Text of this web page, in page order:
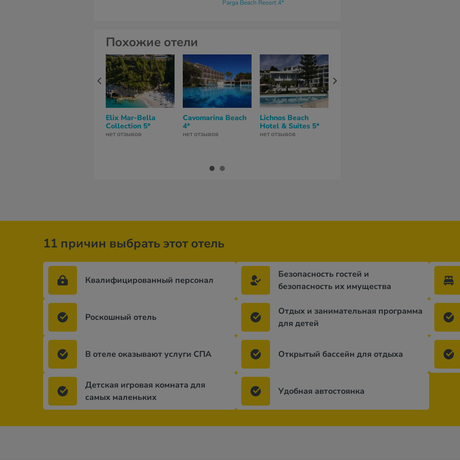
Parga Beach Resort 4*
Похожие отели
Elix Mar-Bella
Collection 5*
нет отзывов
Cavomarina Beach
4*
нет отзывов
Lichnos Beach
Hotel & Suites 5*
нет отзывов
11 причин выбрать этот отель
Квалифицированный персонал
Безопасность гостей и
безопасность их имущества
Роскошный отель
Отдых и занимательная программа
для детей
В отеле оказывают услуги СПА Открытый бассейн для отдыха
Детская игровая комната для
самых маленьких
Удобная автостоянка